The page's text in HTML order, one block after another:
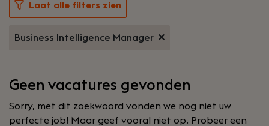
Laat alle filters zien
Business Intelligence Manager
Geen vacatures gevonden
Sorry, met dit zoekwoord vonden we nog niet uw
perfecte job! Maar geef vooral niet op. Probeer een